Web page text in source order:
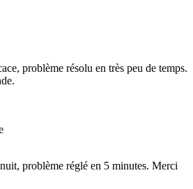
problème résolu en très peu de temps.
problème réglé en 5 minutes. Merci